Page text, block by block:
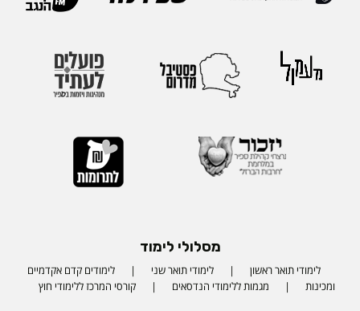
מסלולי לימוד
לימודי תואר ראשון לימודי תואר שני
לימודים קדם אקדמיים
ומכינות
מגמות ללימודי הנדסאים קורסי המרכז ללימודי חוץ